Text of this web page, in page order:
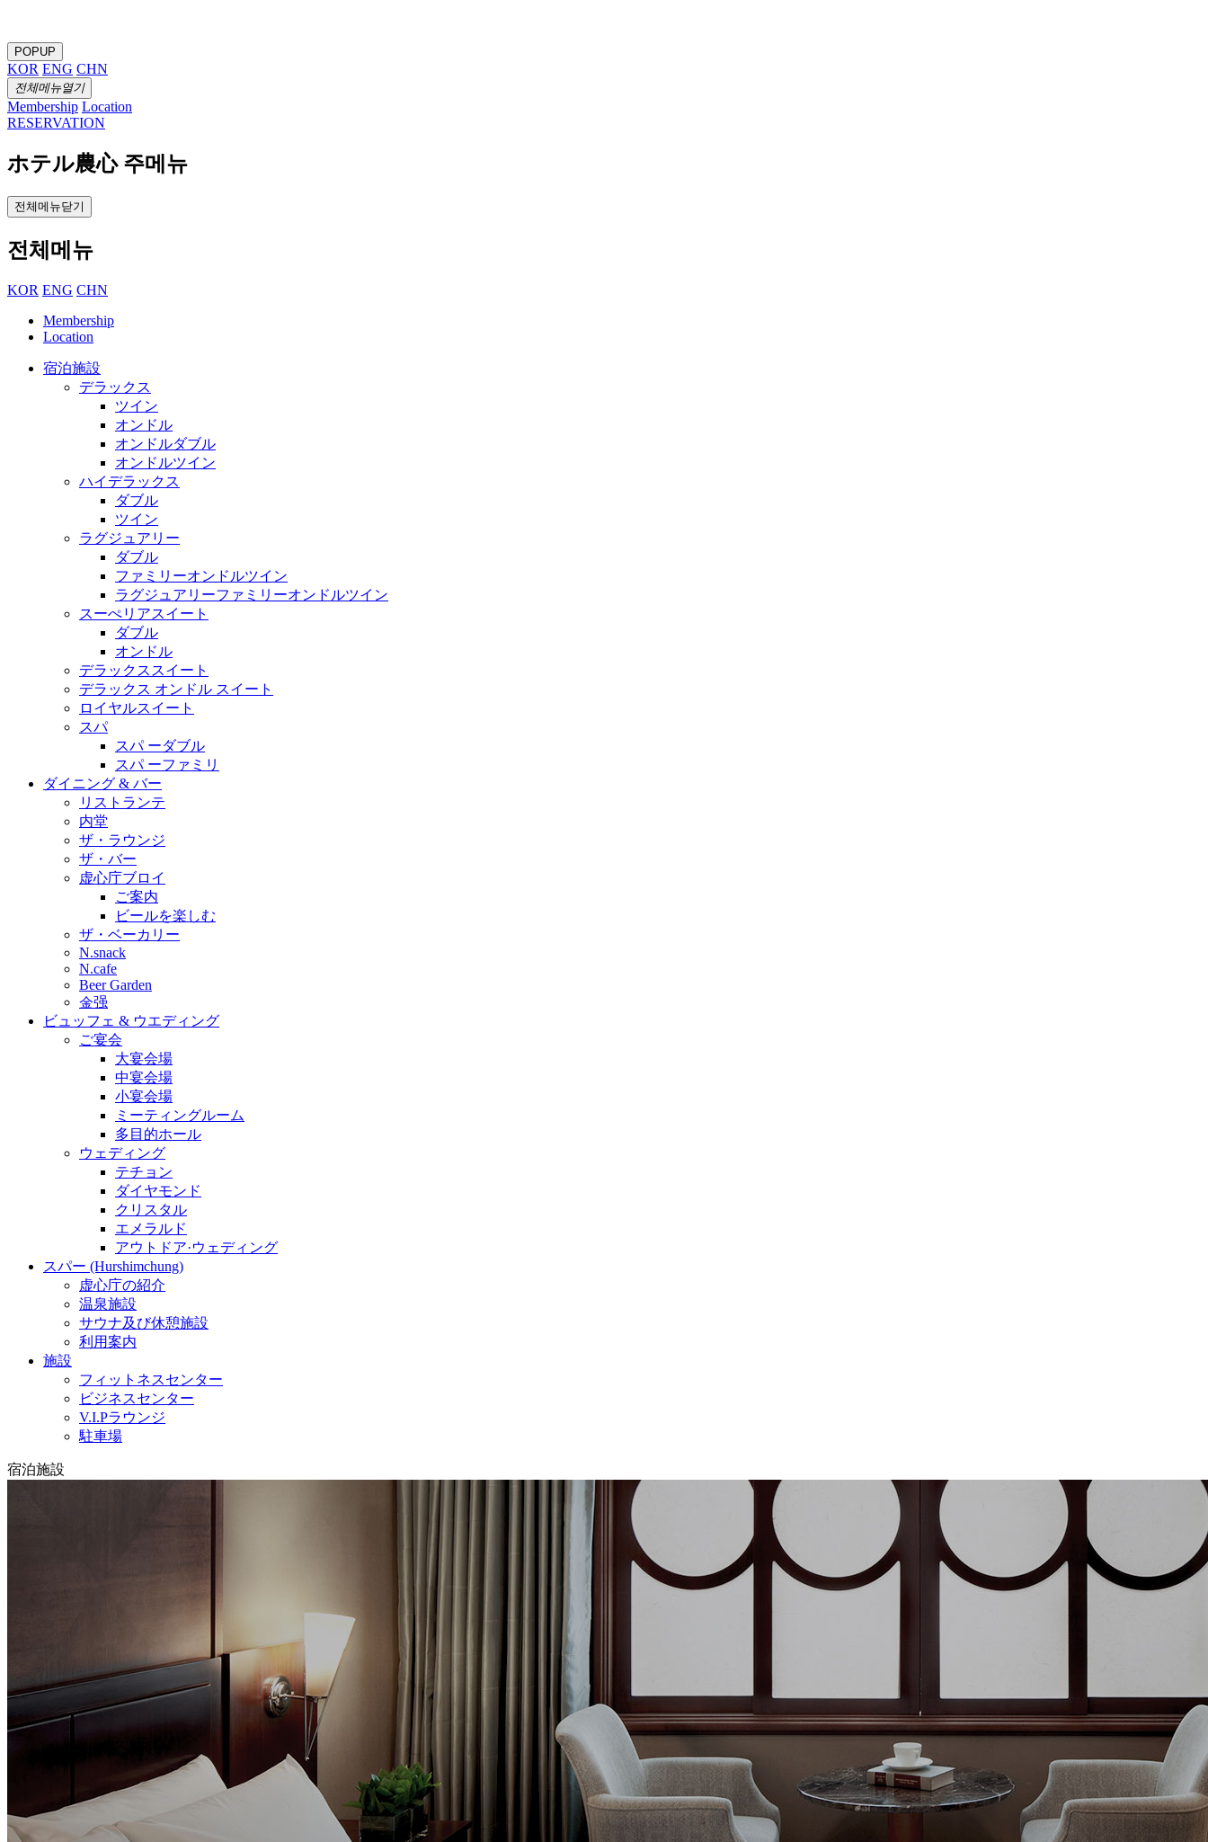
POPUP
KOR ENG CHN
전체메뉴열기
Membership Location
RESERVATION
ホテル農心 주메뉴
전체메뉴닫기
전체메뉴
KOR ENG CHN
Membership
Location
宿泊施設
デラックス
ツイン
オンドル
オンドルダブル
オンドルツイン
ハイデラックス
ダブル
ツイン
ラグジュアリー
ダブル
ファミリーオンドルツイン
ラグジュアリーファミリーオンドルツイン
スーぺリアスイート
ダブル
オンドル
デラックススイート
デラックス オンドル スイート
ロイヤルスイート
スパ
スパ ーダブル
スパ ーファミリ
ダイニング & バー
リストランテ
内堂
ザ・ラウンジ
ザ・バー
虚心庁ブロイ
ご案内
ビールを楽しむ
ザ・ベーカリー
N.snack
N.cafe
Beer Garden
金强
ビュッフェ & ウエディング
ご宴会
大宴会場
中宴会場
小宴会場
ミーティングルーム
多目的ホール
ウェディング
テチョン
ダイヤモンド
クリスタル
エメラルド
アウトドア·ウェディング
スパー (Hurshimchung)
虚心庁の紹介
温泉施設
サウナ及び休憩施設
利用案内
施設
フィットネスセンター
ビジネスセンター
V.I.Pラウンジ
駐車場
宿泊施設